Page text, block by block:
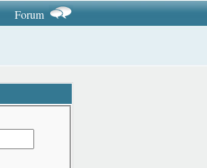
Forum